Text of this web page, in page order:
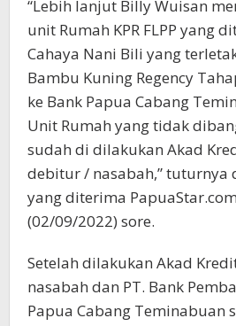
“Lebih lanjut Billy Wuisan
unit Rumah KPR FLPP yang
Cahaya Nani Bili yang
Bambu Kuning Regency
ke Bank Papua Cabang
Unit Rumah yang tidak
sudah di dilakukan Akad
debitur / nasabah,” tuturnya
yang diterima
(02/09/2022) sore.
Setelah dilakukan Akad
nasabah dan PT. Bank
Papua Cabang Teminabuan